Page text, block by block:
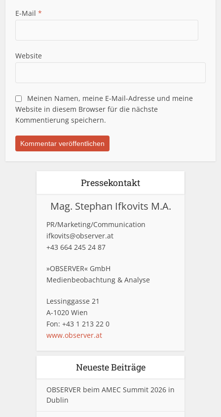
E-Mail*
Website
Meinen Namen, meine E-Mail-Adresse und meine
Website in diesem Browser für die nächste
Kommentierung speichern.
Pressekontakt
Mag. Stephan Ifkovits M.A.
PR/Marketing/Communication
ifkovits@observer.at
+43 664 245 24 87
»OBSERVER« GmbH
Medienbeobachtung & Analyse
Lessinggasse 21
A-1020 Wien
Fon: +43 1 213 22 0
www.observer.at
Neueste Beiträge
OBSERVER beim AMEC Summit 2026 in
Dublin